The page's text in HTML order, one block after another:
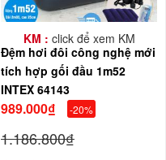
KM : click để xem KM
Đệm hơi đôi công nghệ mới
tích hợp gối đầu 1m52
INTEX 64143
989.000₫ -20%
1.186.800₫